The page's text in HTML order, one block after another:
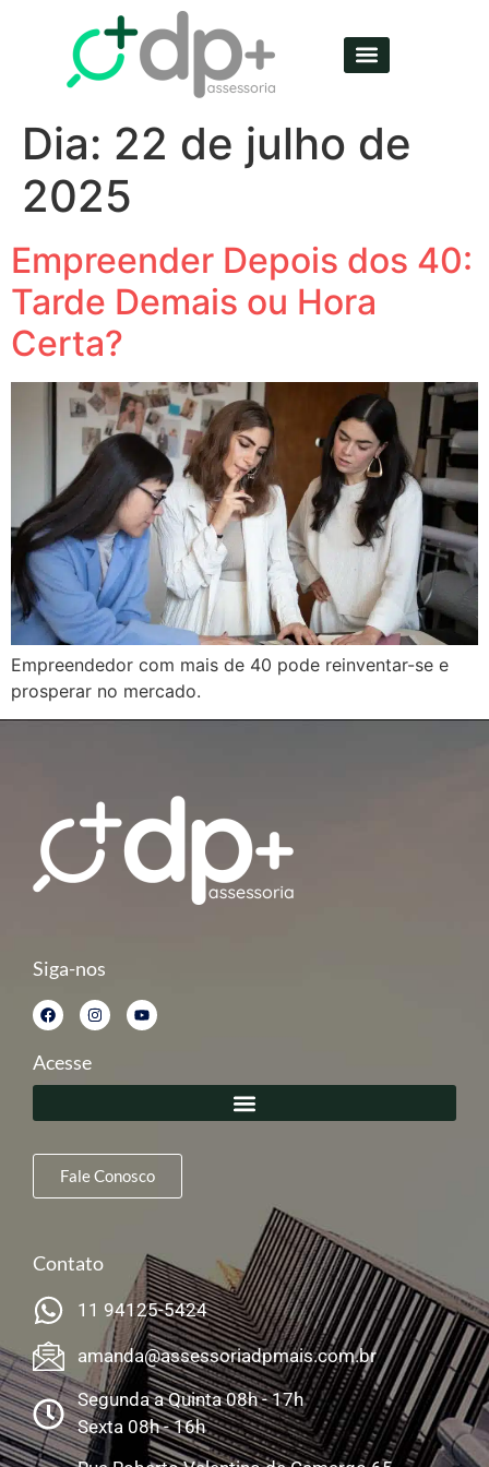
Dia: 22 de julho de
2025
Empreender Depois dos 40:
Tarde Demais ou Hora
Certa?
Empreendedor com mais de 40 pode reinventar-se e
prosperar no mercado.
Siga-nos
Acesse
Fale Conosco
Contato
11 94125-5424
amanda@assessoriadpmais.com.br
Segunda a Quinta 08h - 17h
Sexta 08h - 16h